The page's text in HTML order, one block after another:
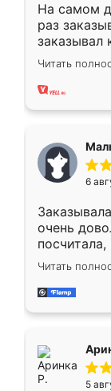
На самом
раз
заказывал
ребёнка
заказал
хорошее
меньше,
Мне
мебели
Читать
6
очень
Замерщик
делу со
за день,
Читать
5